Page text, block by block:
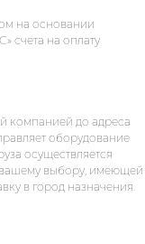
на основании
счета на оплату
компанией до адреса
оборудование
осуществляется
выбору, имеющей
в город назначения.